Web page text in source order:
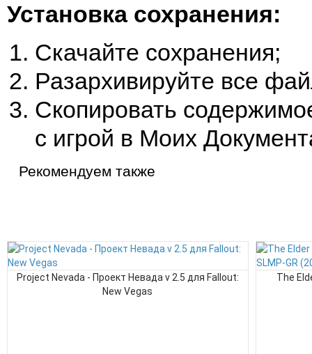
Установка сохранения:
Скачайте сохранения;
Разархивируйте все
Скопировать
с игрой в Моих
Рекомендуем также
Project Nevada - Проект Невада v 2.5 для Fallout:
New Vegas
The